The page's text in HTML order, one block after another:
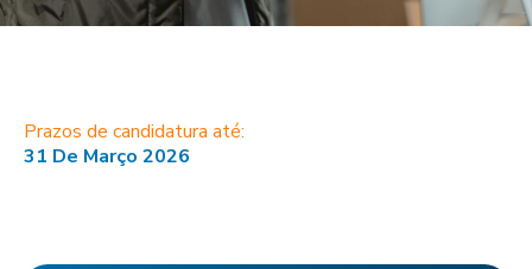
Prazos de candidatura até:
31 De Março 2026